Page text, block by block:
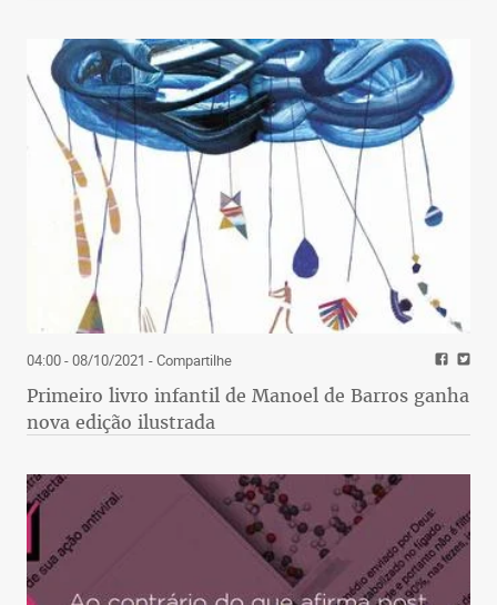
04:00 - 08/10/2021 - Compartilhe
Primeiro livro infantil de Manoel de Barros ganha
nova edição ilustrada